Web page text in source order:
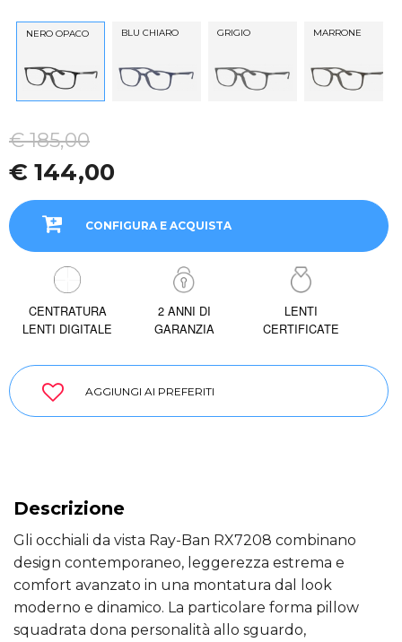
NERO OPACO BLU CHIARO GRIGIO MARRONE
€ 185,00
€ 144,00
CONFIGURA E ACQUISTA
CENTRATURA
LENTI DIGITALE
2 ANNI DI
GARANZIA
LENTI
CERTIFICATE
AGGIUNGI AI PREFERITI
Descrizione
Gli occhiali da vista Ray-Ban RX7208 combinano
design contemporaneo, leggerezza estrema e
comfort avanzato in una montatura dal look
moderno e dinamico. La particolare forma pillow
squadrata dona personalità allo sguardo,